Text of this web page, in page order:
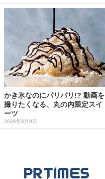
かき氷なのにパリパリ!? 動画を
撮りたくなる、丸の内限定スイ
ーツ
2026年6月9日